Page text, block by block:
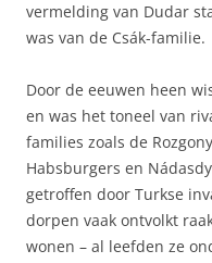
vermelding van Dudar
was van de Csák-familie.
Door de eeuwen heen
en was het toneel van
families zoals de
Habsburgers en
getroffen door Turkse
dorpen vaak ontvolkt
wonen – al leefden ze